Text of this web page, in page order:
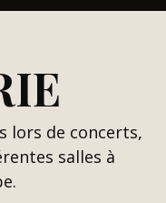
lors de concerts,
salles à